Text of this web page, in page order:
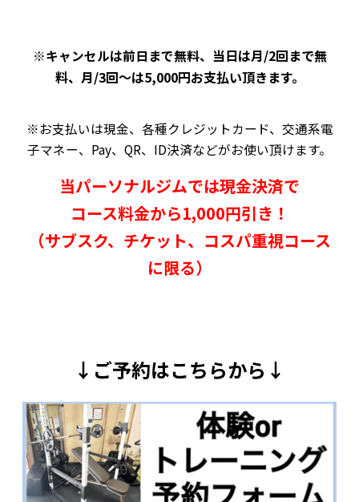
※キャンセルは前日まで無料、 当日は月/2回まで無
料、月/3回～は5,000円お支払い頂きます。
※お支払いは現金、各種クレジットカード、交通系電
子マネー、Pay、QR、ID決済などがお使い頂けます。
当パーソナルジムでは現金決済で
コース料金から1,000円引き！
（サブスク、チケット、コスパ重視コース
に限る）
↓ご予約はこちらから↓